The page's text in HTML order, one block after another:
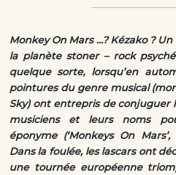
Monkey On Mars …? Kézako ?
la planète stoner – rock
quelque sorte, lorsqu’en
pointures du genre musical
Sky) ont entrepris de conjuguer
musiciens et leurs noms
éponyme (‘Monkeys On
Dans la foulée, les lascars ont
une tournée européenne